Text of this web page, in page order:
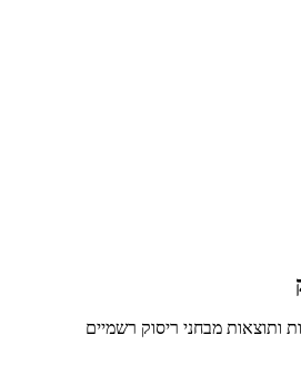
ותוצאות מבחני ריסוק רשמיים